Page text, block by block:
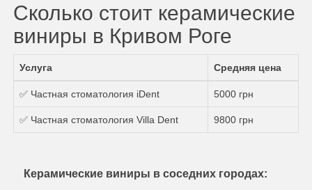
Сколько стоит керамические
виниры в Кривом Роге
Услуга Средняя цена
✅ Частная стоматология iDent 5000 грн
✅ Частная стоматология Villa Dent 9800 грн
Керамические виниры в соседних городах: